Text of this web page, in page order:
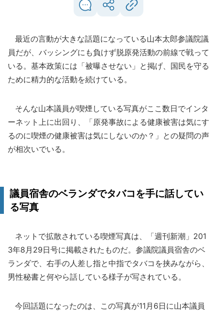
最近の言動が大きな話題になっている山本太郎参議院議
員だが、バッシングにも負けず脱原発活動の前線で戦って
いる。基本政策には「被曝させない」と掲げ、国民を守る
ために精力的な活動を続けている。
そんな山本議員が喫煙している写真がここ数日でインタ
ーネット上に出回り、「原発事故による健康被害は気にす
るのに喫煙の健康被害は気にしないのか？」との疑問の声
が相次いでいる。
議員宿舎のベランダでタバコを手に話してい
る写真
ネットで拡散されている喫煙写真は、「週刊新潮」201
3年8月29日号に掲載されたものだ。参議院議員宿舎のベ
ランダで、右手の人差し指と中指でタバコを挟みながら、
男性秘書と何やら話している様子が写されている。
今回話題になったのは、この写真が11月6日に山本議員